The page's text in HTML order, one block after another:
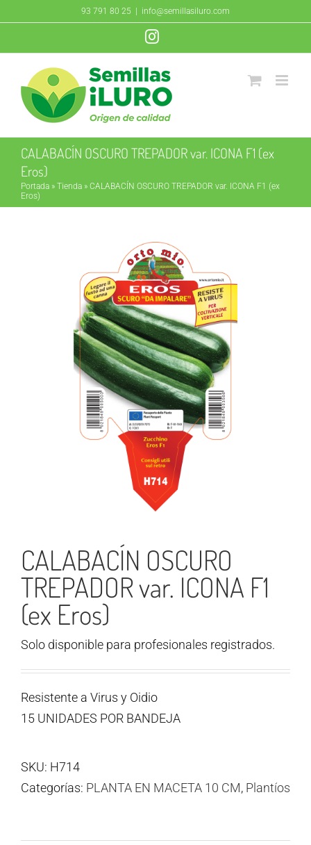
contenido
93 791 80 25 info@semillasiluro.com
Instagram
CALABACÍN OSCURO TREPADOR var. ICONA F1 (ex
Eros)
Portada » Tienda » CALABACÍN OSCURO TREPADOR var. ICONA F1 (ex
Eros)
CALABACÍN OSCURO
TREPADOR var. ICONA F1
(ex Eros)
Solo disponible para profesionales registrados.
Resistente a Virus y Oidio
15 UNIDADES POR BANDEJA
SKU: H714
Categorías: PLANTA EN MACETA 10 CM, Plantíos